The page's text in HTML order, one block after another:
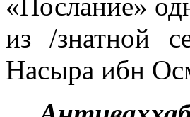
из /знатной
Насыра ибн